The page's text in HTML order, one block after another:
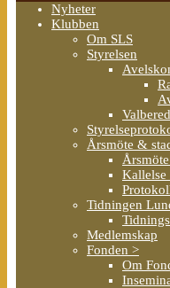
Nyheter
Klubben
Om SLS
Styrelsen
Årsmöte &
Kallelse
Tidningen
Medlemskap
Fonden >
Om